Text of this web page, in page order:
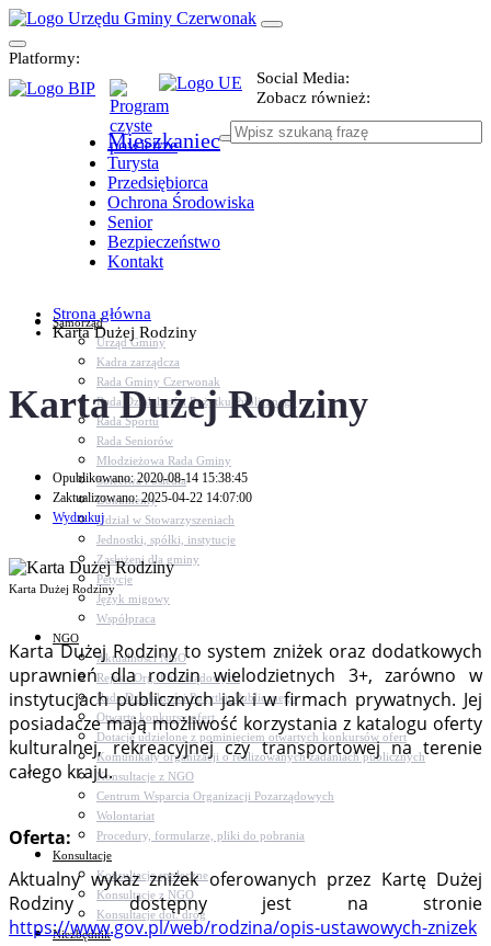
Platformy:
Social Media:
Zobacz również:
Mieszkaniec
Turysta
Przedsiębiorca
Ochrona Środowiska
Senior
Bezpieczeństwo
Kontakt
Samorząd
Urząd Gminy
Kadra zarządcza
Rada Gminy Czerwonak
Rada Działalności Pożytku Publicznego
Rada Sportu
Rada Seniorów
Młodzieżowa Rada Gminy
Sołectwa i osiedla
Dokumenty
Udział w Stowarzyszeniach
Jednostki, spółki, instytucje
Zasłużeni dla gminy
Petycje
Język migowy
Współpraca
NGO
Aktualności NGO
Rejestr Org. Pozarządowych
Rada Działalności Pożytku Publicznego
Otwarte konkursy ofert
Dotacje udzielone z pominięciem otwartych konkursów ofert
Komunikaty organizacji o realizowanych zadaniach publicznych
Konsultacje z NGO
Centrum Wsparcia Organizacji Pozarządowych
Wolontariat
Procedury, formularze, pliki do pobrania
Konsultacje
Konsultacje społeczne
Konsultacje z NGO
Konsultacje dot. dróg
Niezbędnik
Strona główna
Karta Dużej Rodziny
Karta Dużej Rodziny
Opublikowano: 2020-08-14 15:38:45
Zaktualizowano: 2025-04-22 14:07:00
Wydrukuj
Karta Dużej Rodziny
Karta Dużej Rodziny to system zniżek oraz dodatkowych
uprawnień dla rodzin wielodzietnych 3+, zarówno w
instytucjach publicznych jak i w firmach prywatnych. Jej
posiadacze mają możliwość korzystania z katalogu oferty
kulturalnej, rekreacyjnej czy transportowej na terenie
całego kraju.
Oferta:
Aktualny wykaz zniżek oferowanych przez Kartę Dużej
Rodziny dostępny jest na stronie
https://www.gov.pl/web/rodzina/opis-ustawowych-znizek